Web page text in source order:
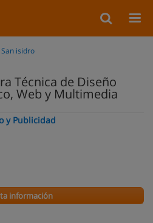
San isidro
Técnica de Diseño
Web y Multimedia
y Publicidad
información